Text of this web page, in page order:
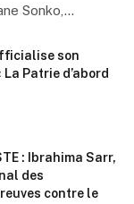
Sonko,…
son
La Patrie d’abord
: Ibrahima Sarr,
des
contre le